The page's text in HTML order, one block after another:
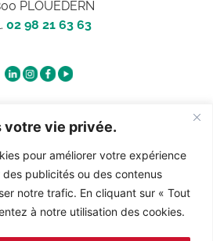
votre vie privée.
pour améliorer votre expérience
publicités ou des contenus
notre trafic. En cliquant sur « Tout
à notre utilisation des cookies.
PLOUEDERN
02 98 21 63 63
sommes-nous ?
Contact
Recrutement